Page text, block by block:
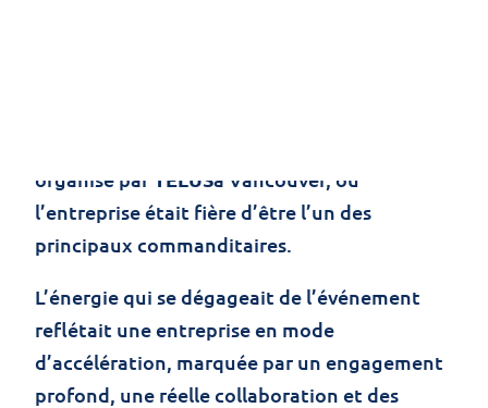
organisé par TELUSà Vancouver, où
l’entreprise était fière d’être l’un des
principaux commanditaires.
L’énergie qui se dégageait de l’événement
reflétait une entreprise en mode
d’accélération, marquée par un engagement
profond, une réelle collaboration et des